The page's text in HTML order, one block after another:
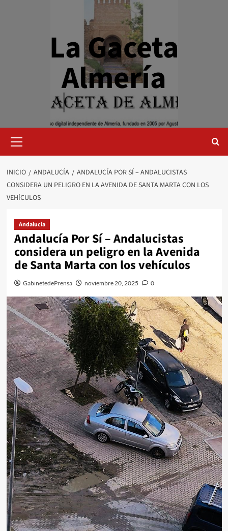
La Gaceta
Almería
primario
INICIO ANDALUCÍA
ANDALUCÍA POR SÍ – ANDALUCISTAS
CONSIDERA UN PELIGRO EN LA AVENIDA DE SANTA MARTA CON LOS
VEHÍCULOS
Andalucía
Andalucía Por Sí – Andalucistas
considera un peligro en la Avenida
de Santa Marta con los vehículos
GabinetedePrensa noviembre 20, 2025 0